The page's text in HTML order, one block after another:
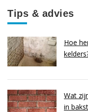
Tips & advies
Hoe
Wat
in